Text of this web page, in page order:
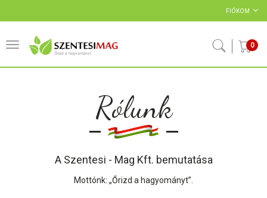
FIÓKOM
0
Rólunk
A Szentesi - Mag Kft. bemutatása
Mottónk: „Őrizd a hagyományt”.